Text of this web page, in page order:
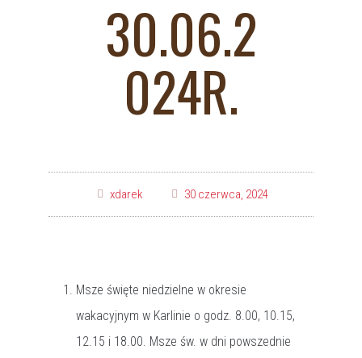
30.06.2
024R.
xdarek 30 czerwca, 2024
Msze święte niedzielne w okresie
wakacyjnym w Karlinie o godz. 8.00, 10.15,
12.15 i 18.00. Msze św. w dni powszednie